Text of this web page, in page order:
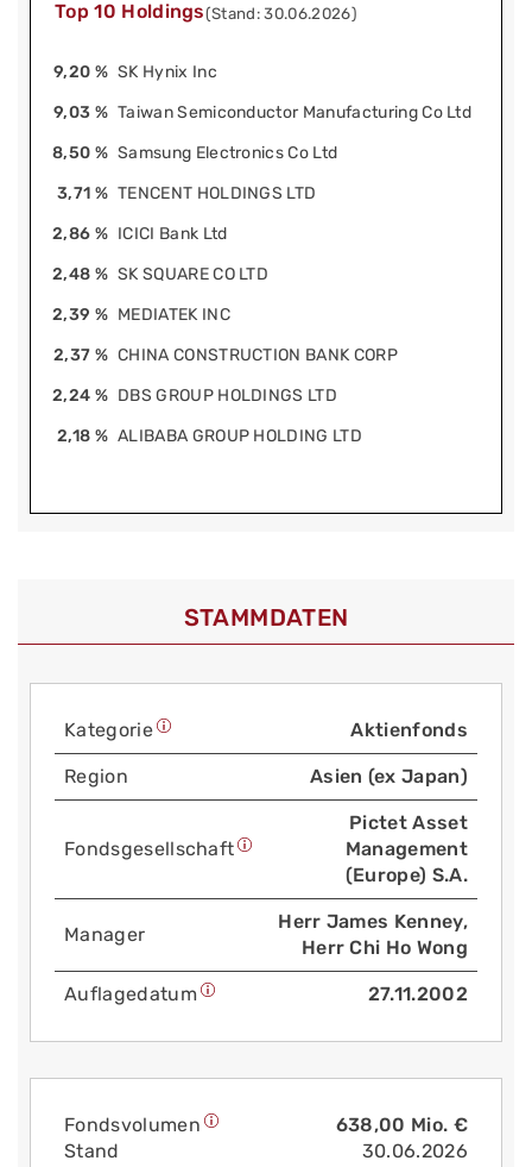
Top 10 Holdings(Stand: 30.06.2026)
9,20 % SK Hynix Inc
9,03 % Taiwan Semiconductor Manufacturing Co Ltd
8,50 % Samsung Electronics Co Ltd
3,71 % TENCENT HOLDINGS LTD
2,86 % ICICI Bank Ltd
2,48 % SK SQUARE CO LTD
2,39 % MEDIATEK INC
2,37 % CHINA CONSTRUCTION BANK CORP
2,24 % DBS GROUP HOLDINGS LTD
2,18 % ALIBABA GROUP HOLDING LTD
STAMMDATEN
Kategorie Aktienfonds
Region Asien (ex Japan)
Fonds­gesellschaft
Pictet Asset
Management
(Europe) S.A.
Manager
Herr James Kenney,
Herr Chi Ho Wong
Auflage­datum 27.11.2002
Fonds­volumen
Stand
638,00 Mio. €
30.06.2026